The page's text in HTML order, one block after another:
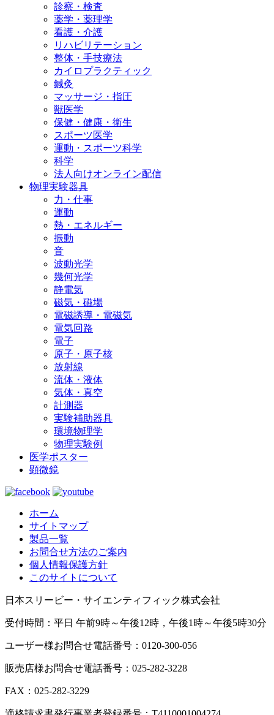
診察・検査
薬学・薬理学
看護・介護
リハビリテーション
整体・手技療法
カイロプラクティック
鍼灸
マッサージ・指圧
獣医学
保健・健康・衛生
スポーツ医学
運動・スポーツ科学
科学
法人向けオンライン配信
物理実験器具
力・仕事
運動
熱・エネルギー
振動
音
波動光学
幾何光学
静電気
磁気・磁場
電磁誘導・電磁気
電気回路
電子
原子・原子核
放射線
流体・液体
気体・真空
計測器
実験補助器具
環境物理学
物理実験例
医学ポスター
顕微鏡
ホーム
サイトマップ
製品一覧
お問合せ方法のご案内
個人情報保護方針
このサイトについて
日本スリービー・サイエンティフィック株式会社
受付時間：平日 午前9時～午後12時，午後1時～午後5時30分
ユーザー様お問合せ電話番号：0120-300-056
販売店様お問合せ電話番号：025-282-3228
FAX：025-282-3229